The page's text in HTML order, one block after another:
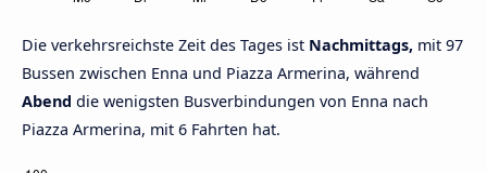
Die verkehrsreichste Zeit des Tages ist Nachmittags, mit 97
Bussen zwischen Enna und Piazza Armerina, während
Abend die wenigsten Busverbindungen von Enna nach
Piazza Armerina, mit 6 Fahrten hat.